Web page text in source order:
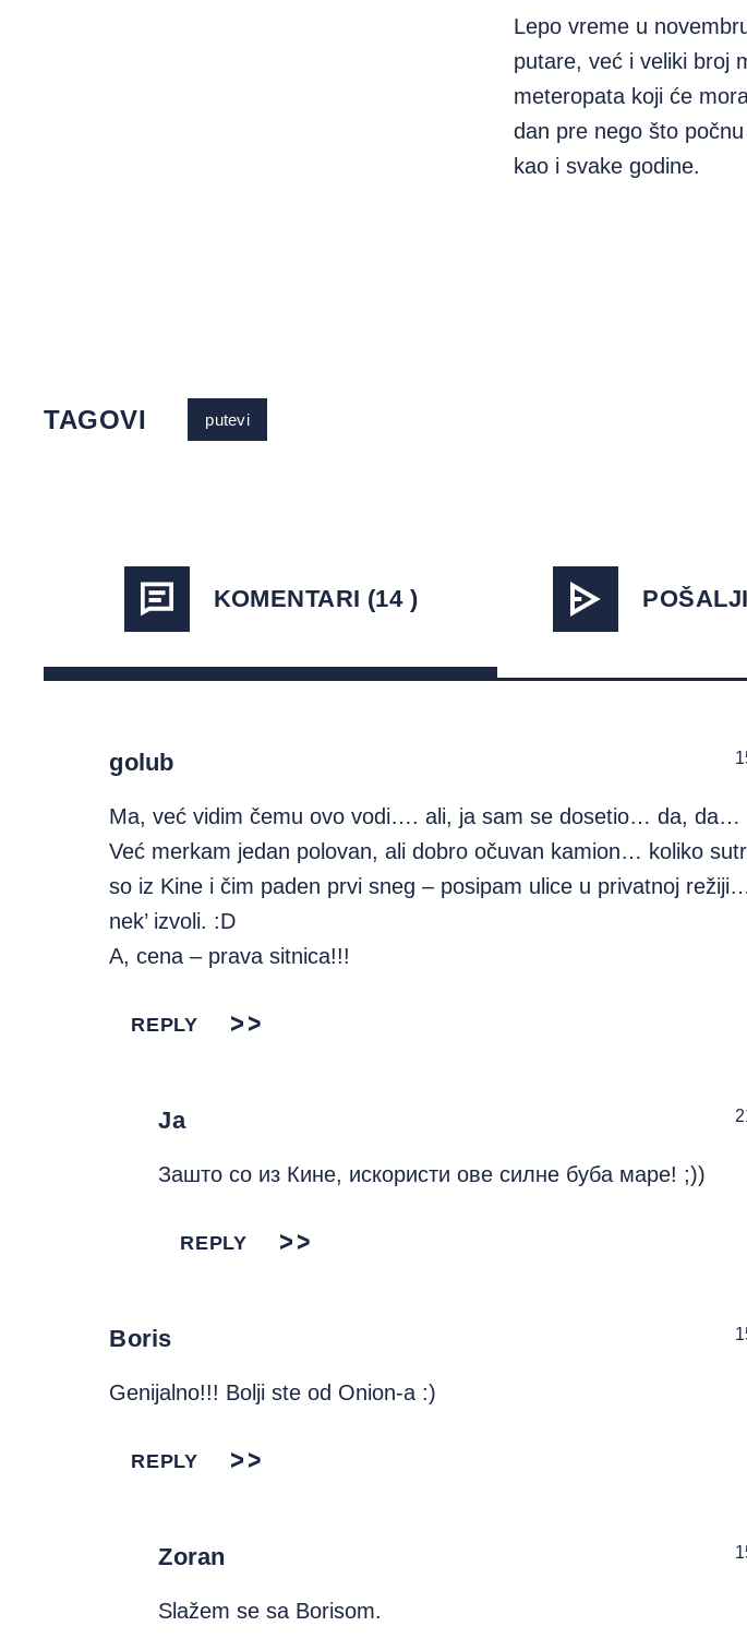
Lepo vreme u
putare, već i veliki broj
meteropata koji će
dan pre nego što
kao i svake godine.
TAGOVI putevi
KOMENTARI (14 )
golub
Ma, već vidim čemu ovo vodi…. ali, ja sam se dosetio… da, da…
Već merkam jedan polovan, ali dobro očuvan kamion… koliko
so iz Kine i čim paden prvi sneg – posipam ulice u privatnoj
nek’ izvoli. :D
A, cena – prava sitnica!!!
REPLY
Ја
Зашто со из Кине, искористи ове силне буба маре! ;))
REPLY
Boris
Genijalno!!! Bolji ste od Onion-a :)
REPLY
Zoran
Slažem se sa Borisom.